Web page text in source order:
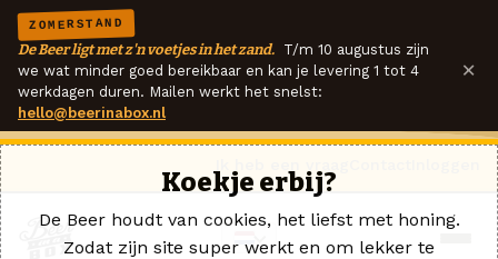
ZOMERSTAND
De Beer ligt met z'n voetjes in het zand. T/m 10 augustus zijn
we wat minder goed bereikbaar en kan je levering 1 tot 4
werkdagen duren. Mailen werkt het snelst:
hello@beerinabox.nl
×
Koekje erbij?
De Beer houdt van cookies, het liefst met honing.
Zodat zijn site super werkt en om lekker te